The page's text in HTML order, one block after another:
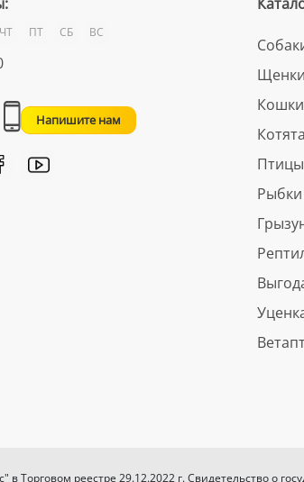
ЧТ ПТ СБ ВС
Напишите нам
Щенки
Кошки
Котята
Птицы
Рыбки
Торговом реестре 29.12.2022 г. Свидетельство о